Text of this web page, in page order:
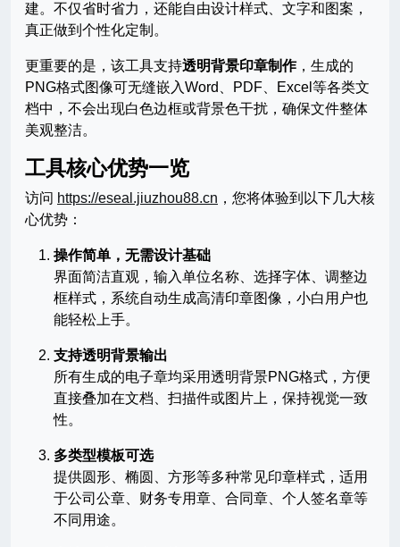
建。不仅省时省力，还能自由设计样式、文字和图案，
真正做到个性化定制。
更重要的是，该工具支持透明背景印章制作，生成的
PNG格式图像可无缝嵌入Word、PDF、Excel等各类文
档中，不会出现白色边框或背景色干扰，确保文件整体
美观整洁。
工具核心优势一览
访问 https://eseal.jiuzhou88.cn ，您将体验到以下几大核
心优势：
操作简单，无需设计基础
界面简洁直观，输入单位名称、选择字体、调整边
框样式，系统自动生成高清印章图像，小白用户也
能轻松上手。
支持透明背景输出
所有生成的电子章均采用透明背景PNG格式，方便
直接叠加在文档、扫描件或图片上，保持视觉一致
性。
多类型模板可选
提供圆形、椭圆、方形等多种常见印章样式，适用
于公司公章、财务专用章、合同章、个人签名章等
不同用途。